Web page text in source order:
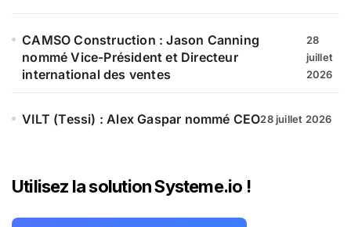
CAMSO Construction : Jason Canning
nommé Vice-Président et Directeur
international des ventes
28
juillet
2026
VILT (Tessi) : Alex Gaspar nommé CEO28 juillet 2026
Utilisez la solution Systeme.io !